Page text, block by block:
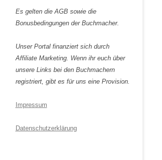
Es gelten die AGB sowie die
Bonusbedingungen der Buchmacher.
Unser Portal finanziert sich durch
Affiliate Marketing. Wenn ihr euch über
unsere Links bei den Buchmachern
registriert, gibt es für uns eine Provision.
Impressum
Datenschutzerklärung